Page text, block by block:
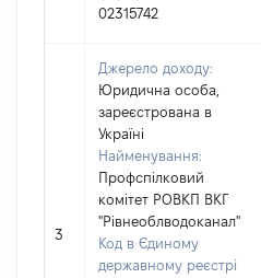
02315742
3
Джерело доходу:
Юридична особа,
зареєстрована в
Україні
Найменування:
Профспілковий
комітет РОВКП ВКГ
"Рівнеоблводоканал"
Код в Єдиному
державному реєстрі